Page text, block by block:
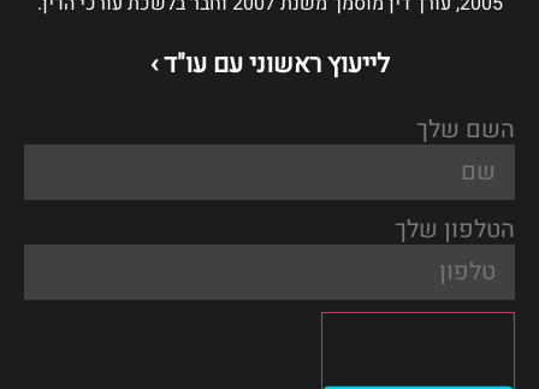
לייעוץ ראשוני עם עו"ד ›
השם שלך
הטלפון שלך